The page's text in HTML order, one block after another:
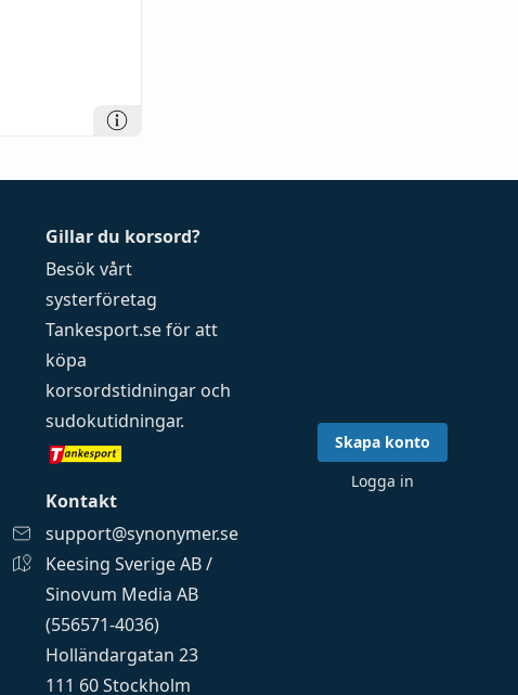
Gillar du korsord?
Besök vårt
systerföretag
Tankesport.seför att
köpa
korsordstidningar och
sudokutidningar.
Kontakt
support@synonymer.se
Keesing Sverige AB /
Sinovum Media AB
(556571-4036)
Holländargatan 23
111 60 Stockholm
Skapa konto
Logga in